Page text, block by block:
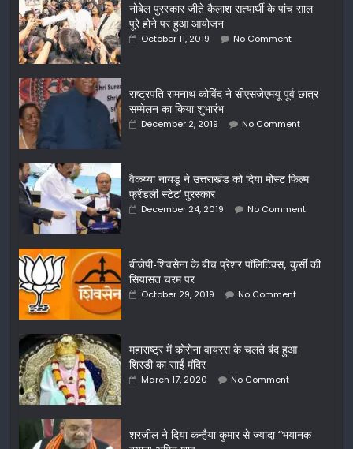
नोबेल पुरस्कार जीते कैलाश सत्यार्थी के पांच साल
पूरे होने पर हुआ आयोजन
October 11, 2019 No Comment
राष्ट्रपति रामनाथ कोविंद ने सीएसजेएमयू पूर्व छात्र
सम्मेलन का किया शुभारंभ
December 2, 2019 No Comment
वैकय्या नायडू ने उत्तराखंड को दिया मोस्ट फिल्म
फ्रेंडली स्टेट’ पुरस्कार
December 24, 2019 No Comment
बीजेपी-शिवसेना के बीच प्रेशर पॉलिटिक्स, कुर्सी की
सियासत चरम पर
October 29, 2019 No Comment
महाराष्ट्र में कोरोना वायरस के चलते बंद हुआ
शिरडी का साईं मंदिर
March 17, 2020 No Comment
शरजील ने दिया कन्हैया कुमार से ज्यादा “भयानक